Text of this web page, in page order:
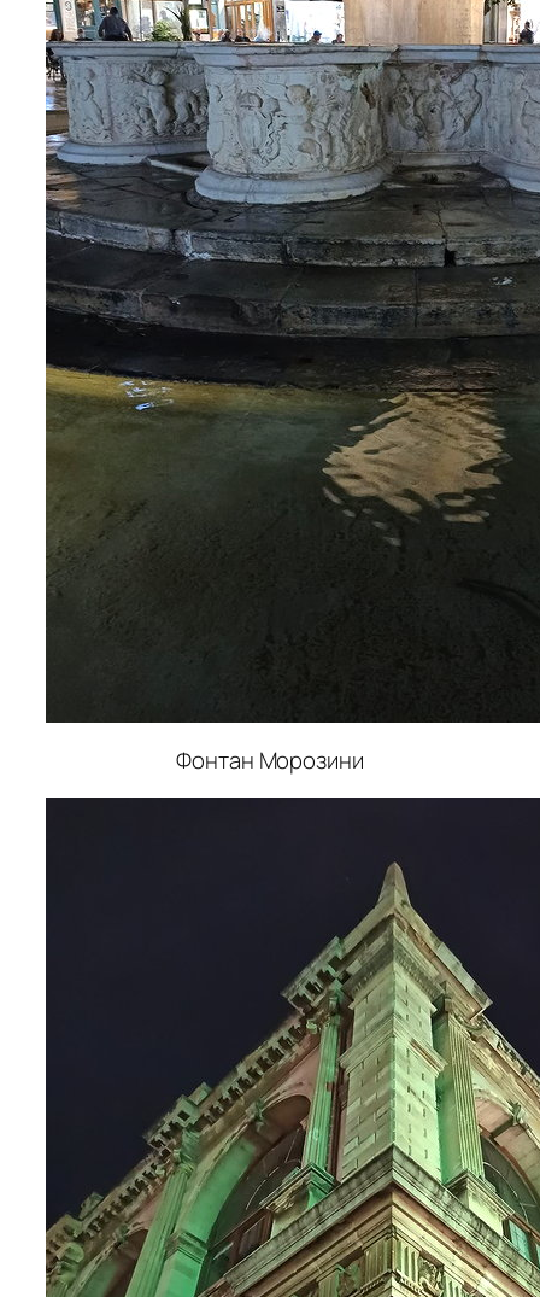
Фонтан Морозини